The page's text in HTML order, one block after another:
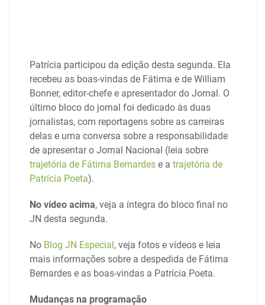
Patrícia participou da edição desta segunda. Ela
recebeu as boas-vindas de Fátima e de William
Bonner, editor-chefe e apresentador do Jornal. O
último bloco do jornal foi dedicado às duas
jornalistas, com reportagens sobre as carreiras
delas e uma conversa sobre a responsabilidade
de apresentar o Jornal Nacional (leia sobre
trajetória de Fátima Bernardes e a trajetória de
Patrícia Poeta).
No vídeo acima, veja a íntegra do bloco final no
JN desta segunda.
No Blog JN Especial, veja fotos e vídeos e leia
mais informações sobre a despedida de Fátima
Bernardes e as boas-vindas a Patrícia Poeta.
Mudanças na programação